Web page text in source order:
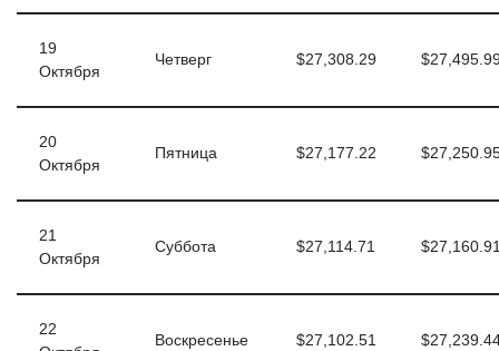
19
Октября
Четверг $27,308.29
20
Октября
Пятница $27,177.22
21
Октября
Суббота $27,114.71
22
Воскресенье $27,102.51